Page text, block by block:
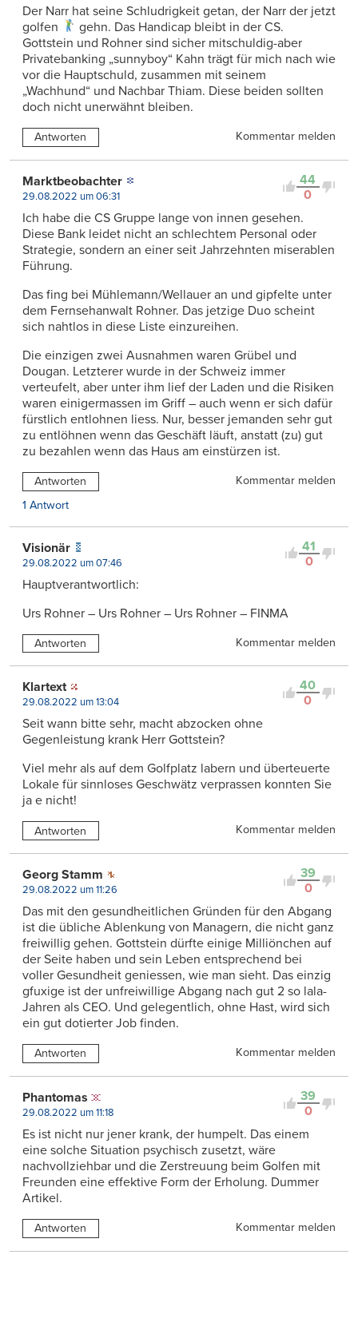
Der Narr hat seine Schludrigkeit getan, der Narr der jetzt
golfen
gehn. Das Handicap bleibt in der CS.
Gottstein und Rohner sind sicher mitschuldig-aber
Privatebanking „sunnyboy“ Kahn trägt für mich nach wie
vor die Hauptschuld, zusammen mit seinem
„Wachhund“ und Nachbar Thiam. Diese beiden sollten
doch nicht unerwähnt bleiben.
Antworten Kommentar melden
44
0
Marktbeobachter
29.08.2022 um 06:31
Ich habe die CS Gruppe lange von innen gesehen.
Diese Bank leidet nicht an schlechtem Personal oder
Strategie, sondern an einer seit Jahrzehnten miserablen
Führung.
Das fing bei Mühlemann/Wellauer an und gipfelte unter
dem Fernsehanwalt Rohner. Das jetzige Duo scheint
sich nahtlos in diese Liste einzureihen.
Die einzigen zwei Ausnahmen waren Grübel und
Dougan. Letzterer wurde in der Schweiz immer
verteufelt, aber unter ihm lief der Laden und die Risiken
waren einigermassen im Griff – auch wenn er sich dafür
fürstlich entlohnen liess. Nur, besser jemanden sehr gut
zu entlöhnen wenn das Geschäft läuft, anstatt (zu) gut
zu bezahlen wenn das Haus am einstürzen ist.
Antworten
Kommentar melden
1 Antwort
41
0
Visionär
29.08.2022 um 07:46
Hauptverantwortlich:
Urs Rohner – Urs Rohner – Urs Rohner – FINMA
Antworten Kommentar melden
40
0
Klartext
29.08.2022 um 13:04
Seit wann bitte sehr, macht abzocken ohne
Gegenleistung krank Herr Gottstein?
Viel mehr als auf dem Golfplatz labern und überteuerte
Lokale für sinnloses Geschwätz verprassen konnten Sie
ja e nicht!
Antworten Kommentar melden
39
0
Georg Stamm
29.08.2022 um 11:26
Das mit den gesundheitlichen Gründen für den Abgang
ist die übliche Ablenkung von Managern, die nicht ganz
freiwillig gehen. Gottstein dürfte einige Milliönchen auf
der Seite haben und sein Leben entsprechend bei
voller Gesundheit geniessen, wie man sieht. Das einzig
gfuxige ist der unfreiwillige Abgang nach gut 2 so lala-
Jahren als CEO. Und gelegentlich, ohne Hast, wird sich
ein gut dotierter Job finden.
Antworten Kommentar melden
39
0
Phantomas
29.08.2022 um 11:18
Es ist nicht nur jener krank, der humpelt. Das einem
eine solche Situation psychisch zusetzt, wäre
nachvollziehbar und die Zerstreuung beim Golfen mit
Freunden eine effektive Form der Erholung. Dummer
Artikel.
Antworten Kommentar melden